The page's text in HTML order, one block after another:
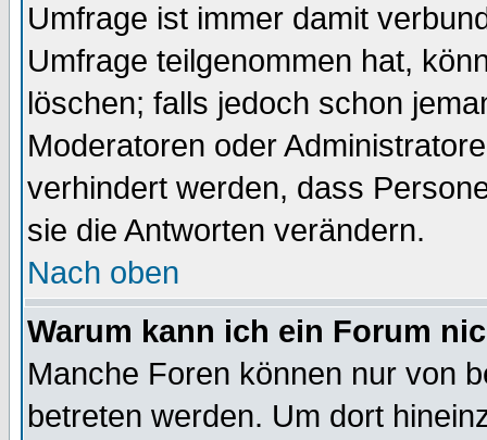
Umfrage ist immer damit
Umfrage teilgenommen hat,
löschen; falls jedoch schon
Moderatoren oder
verhindert werden, dass
sie die Antworten verändern.
Nach oben
Warum kann ich ein Forum
Manche Foren können nur von
betreten werden. Um dort